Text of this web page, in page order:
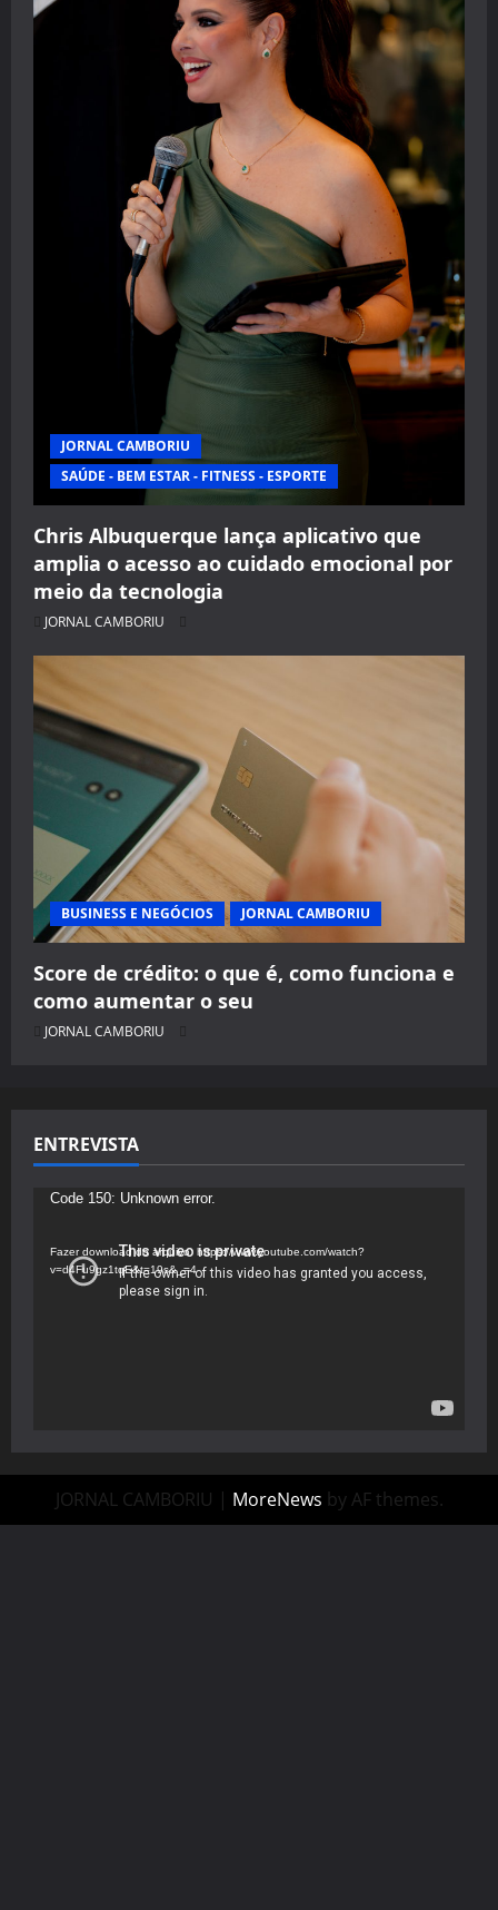
JORNAL CAMBORIU
SAÚDE - BEM ESTAR - FITNESS - ESPORTE
Chris Albuquerque lança aplicativo que
amplia o acesso ao cuidado emocional por
meio da tecnologia
JORNAL CAMBORIU
BUSINESS E NEGÓCIOS JORNAL CAMBORIU
Score de crédito: o que é, como funciona e
como aumentar o seu
JORNAL CAMBORIU
ENTREVISTA
Tocador
vídeo
Code 150: Unknown error.
Fazer download do arquivo: https://www.youtube.com/watch?
v=d4Fu9gz1tqE&t=19s&_=4
JORNAL CAMBORIU | MoreNews by AF themes.